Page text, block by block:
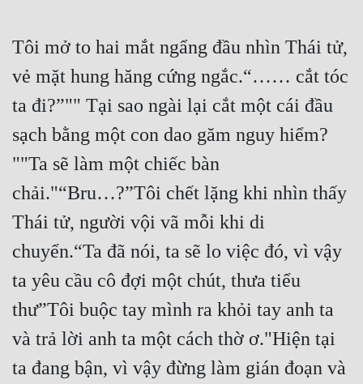
Cổ Tiên Hiệp
Cổ Đại
Du Hí
Dã Sử
Dị Giới
Dị Năng
Gia Đấu
Góc Nhìn Nam
Huyền Huyễn
Tôi mở to hai mắt ngẩng đầu nhìn Thái tử,
vẻ mặt hung hăng cứng ngắc.“…… cắt tóc
ta đi?”"" Tại sao ngài lại cắt một cái đầu
sạch bằng một con dao găm nguy hiểm?
""Ta sẽ làm một chiếc bàn
chải."“Bru…?”Tôi chết lặng khi nhìn thấy
Thái tử, người vội vã mỗi khi di
chuyển.“Ta đã nói, ta sẽ lo việc đó, vì vậy
ta yêu cầu cô đợi một chút, thưa tiểu
thư”Tôi buộc tay mình ra khỏi tay anh ta
và trả lời anh ta một cách thờ ơ."Hiện tại
ta đang bận, vì vậy đừng làm gián đoạn và